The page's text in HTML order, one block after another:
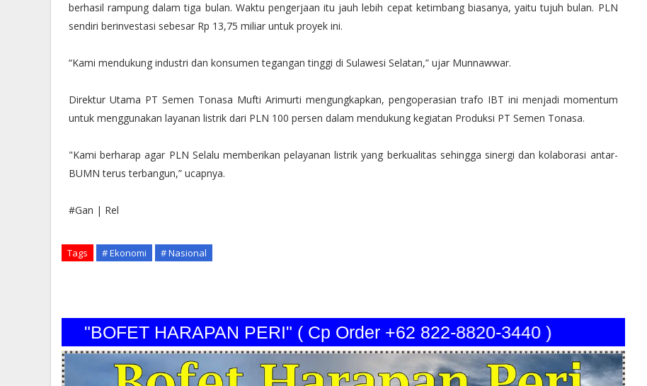
berhasil rampung dalam tiga bulan. Waktu pengerjaan itu jauh lebih cepat ketimbang biasanya, yaitu tujuh bulan. PLN
sendiri berinvestasi sebesar Rp 13,75 miliar untuk proyek ini.
“Kami mendukung industri dan konsumen tegangan tinggi di Sulawesi Selatan,” ujar Munnawwar.
Direktur Utama PT Semen Tonasa Mufti Arimurti mengungkapkan, pengoperasian trafo IBT ini menjadi momentum
untuk menggunakan layanan listrik dari PLN 100 persen dalam mendukung kegiatan Produksi PT Semen Tonasa.
"Kami berharap agar PLN Selalu memberikan pelayanan listrik yang berkualitas sehingga sinergi dan kolaborasi antar-
BUMN terus terbangun,” ucapnya.
#Gan | Rel
Tags # Ekonomi # Nasional
"BOFET HARAPAN PERI" ( Cp Order +62 822-8820-3440 )